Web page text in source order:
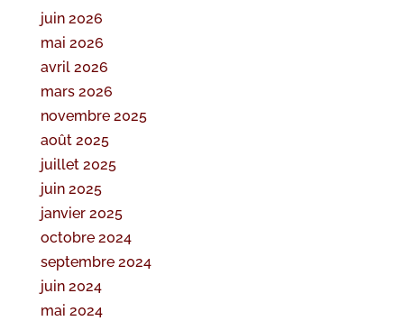
juin 2026
mai 2026
avril 2026
mars 2026
novembre 2025
août 2025
juillet 2025
juin 2025
janvier 2025
octobre 2024
septembre 2024
juin 2024
mai 2024